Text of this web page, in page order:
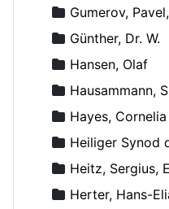
Gumerov,
Günther, Dr. W.
Hansen, Olaf
Hausammann,
Hayes, Cornelia
Heiliger Synod
Heitz, Sergius,
Herter, Hans-